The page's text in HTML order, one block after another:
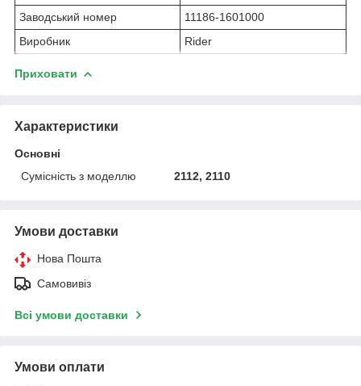
Заводський номер
11186-1601000
Виробник
Rider
Приховати
Характеристики
Основні
Сумісність з моделлю
2112, 2110
Умови доставки
Нова Пошта
Самовивіз
Всі умови доставки
Умови оплати